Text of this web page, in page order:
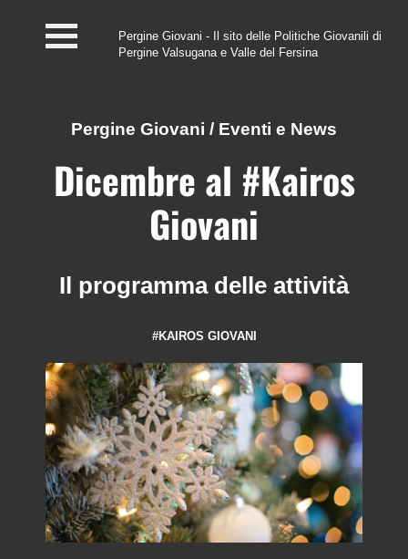
#InfoPoint
Centro #Kairos
PGZ Pergine e Valle
del Fersina
Eventi e News
Pergine Giovani - Il sito delle Politiche Giovanili di
Pergine Valsugana e Valle del Fersina
Pergine Giovani / Eventi e News
Dicembre al #Kairos
Giovani
Il programma delle attività
#KAIROS GIOVANI